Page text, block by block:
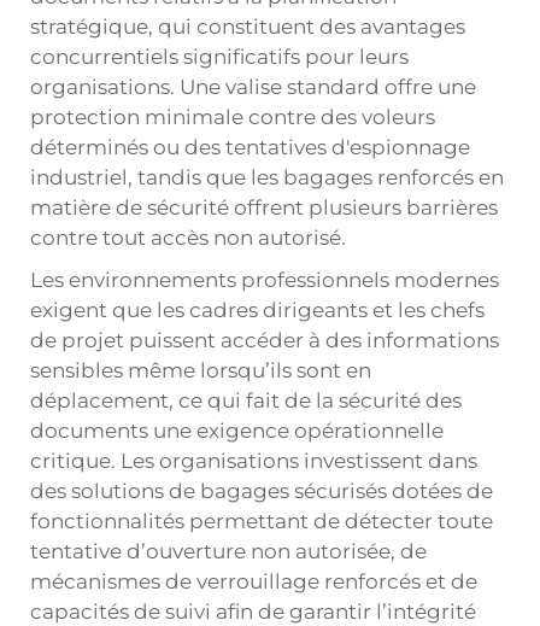
stratégique, qui constituent des avantages
concurrentiels significatifs pour leurs
organisations. Une valise standard offre une
protection minimale contre des voleurs
déterminés ou des tentatives d'espionnage
industriel, tandis que les bagages renforcés en
matière de sécurité offrent plusieurs barrières
contre tout accès non autorisé.
Les environnements professionnels modernes
exigent que les cadres dirigeants et les chefs
de projet puissent accéder à des informations
sensibles même lorsqu’ils sont en
déplacement, ce qui fait de la sécurité des
documents une exigence opérationnelle
critique. Les organisations investissent dans
des solutions de bagages sécurisés dotées de
fonctionnalités permettant de détecter toute
tentative d’ouverture non autorisée, de
mécanismes de verrouillage renforcés et de
capacités de suivi afin de garantir l’intégrité